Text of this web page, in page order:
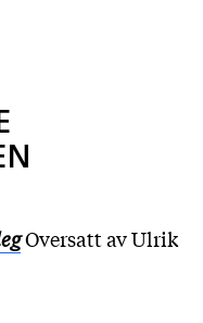
Oversatt av Ulrik